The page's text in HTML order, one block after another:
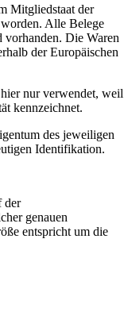
Mitgliedstaat der
Alle Belege
Die Waren
der Europäischen
nur verwendet, weil
kennzeichnet.
des jeweiligen
Identifikation.
der
genauen
entspricht um die